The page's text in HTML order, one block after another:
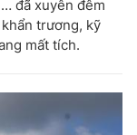
đã xuyên đêm
trương, kỹ
mất tích.